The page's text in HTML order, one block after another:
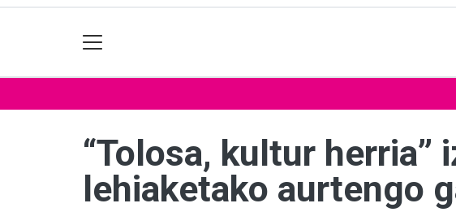
“Tolosa, kultur herria”
lehiaketako aurtengo